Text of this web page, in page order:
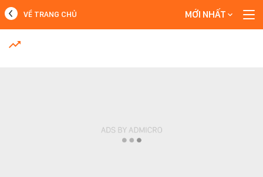
MỚI NHẤT
VỀ TRANG CHỦ MỚI NHẤT